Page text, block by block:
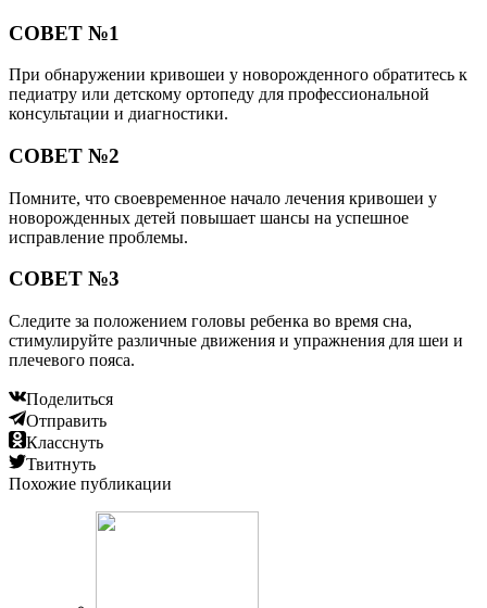
СОВЕТ №1
При обнаружении кривошеи у новорожденного обратитесь к
педиатру или детскому ортопеду для профессиональной
консультации и диагностики.
СОВЕТ №2
Помните, что своевременное начало лечения кривошеи у
новорожденных детей повышает шансы на успешное
исправление проблемы.
СОВЕТ №3
Следите за положением головы ребенка во время сна,
стимулируйте различные движения и упражнения для шеи и
плечевого пояса.
Поделиться
Отправить
Класснуть
Твитнуть
Похожие публикации